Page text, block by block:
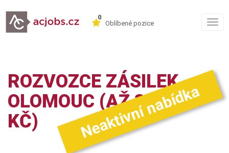
0
Oblíbené pozice
ROZVOZCE ZÁSILEK -
OLOMOUC (AŽ 35.000
KČ)
Neaktivní nabídka